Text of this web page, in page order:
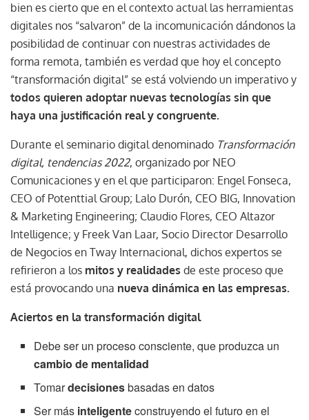
bien es cierto que en el contexto actual las herramientas
digitales nos “salvaron” de la incomunicación dándonos la
posibilidad de continuar con nuestras actividades de
forma remota, también es verdad que hoy el concepto
“transformación digital” se está volviendo un imperativo y
todos quieren adoptar nuevas tecnologías sin que
haya una justificación real y congruente.
Durante el seminario digital denominado Transformación
digital, tendencias 2022, organizado por NEO
Comunicaciones y en el que participaron: Engel Fonseca,
CEO of Potenttial Group; Lalo Durón, CEO BIG, Innovation
& Marketing Engineering; Claudio Flores, CEO Altazor
Intelligence; y Freek Van Laar, Socio Director Desarrollo
de Negocios en Tway Internacional, dichos expertos se
refirieron a los mitos y realidades de este proceso que
está provocando una nueva dinámica en las empresas.
Aciertos en la transformación digital
Debe ser un proceso consciente, que produzca un
cambio de mentalidad
Tomardecisionesbasadas en datos
Ser más inteligenteconstruyendo el futuro en el